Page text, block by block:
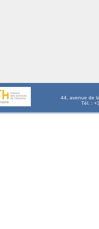
44, avenue de
Tél. :